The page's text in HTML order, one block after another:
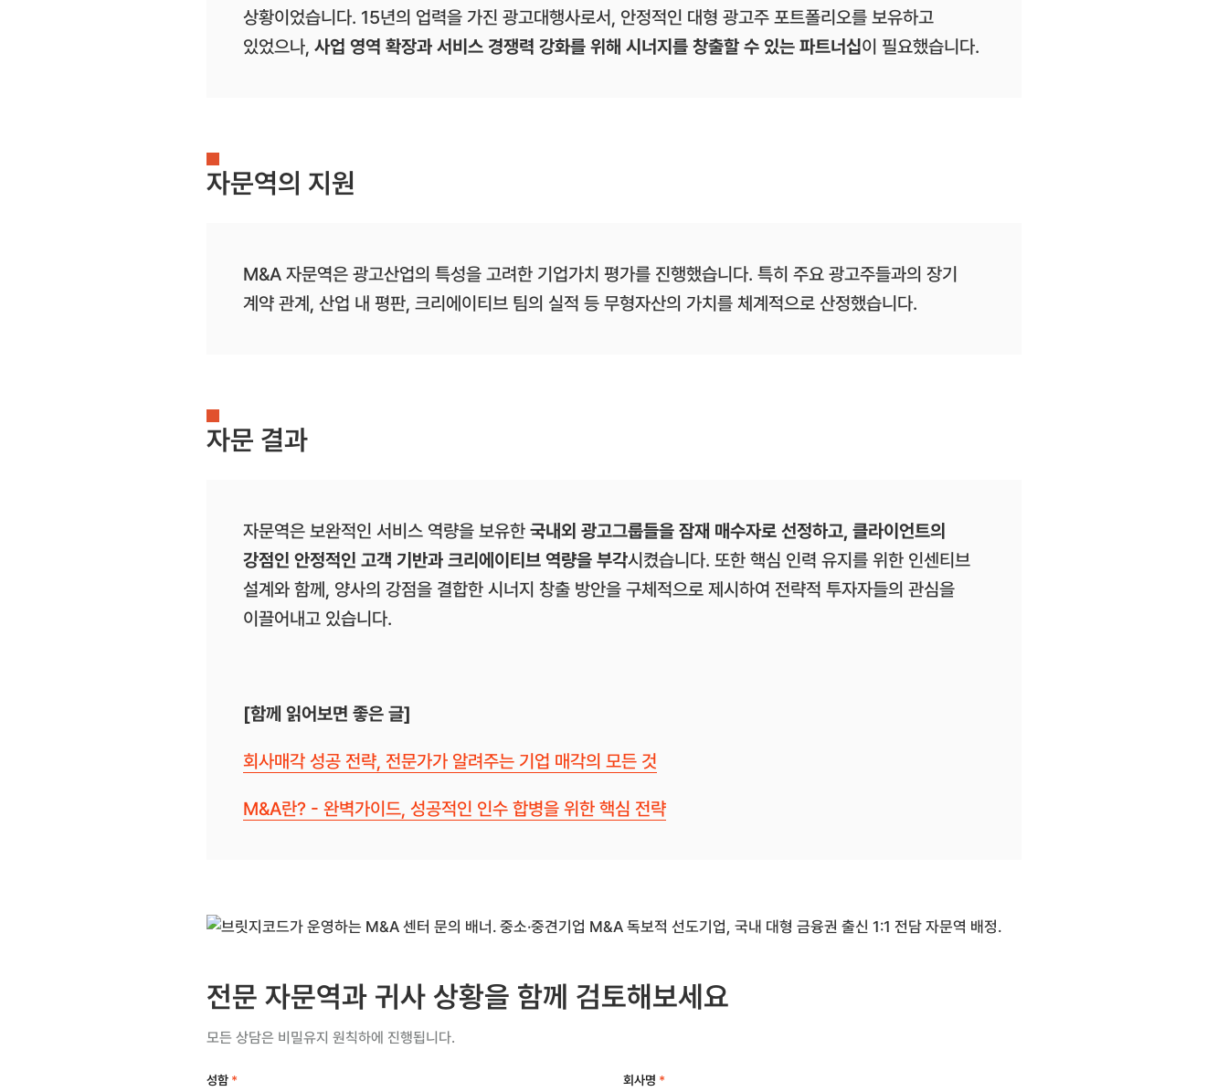
상황이었습니다. 15년의 업력을 가진 광고대행사로서, 안정적인 대형 광고주 포트폴리오를 보유하고
있었으나, 사업 영역 확장과 서비스 경쟁력 강화를 위해 시너지를 창출할 수 있는 파트너십이 필요했습니다.
자문역의 지원
M&A 자문역은 광고산업의 특성을 고려한 기업가치 평가를 진행했습니다. 특히 주요 광고주들과의 장기
계약 관계, 산업 내 평판, 크리에이티브 팀의 실적 등 무형자산의 가치를 체계적으로 산정했습니다.
자문 결과
자문역은 보완적인 서비스 역량을 보유한 국내외 광고그룹들을 잠재 매수자로 선정하고, 클라이언트의
강점인 안정적인 고객 기반과 크리에이티브 역량을 부각시켰습니다. 또한 핵심 인력 유지를 위한 인센티브
설계와 함께, 양사의 강점을 결합한 시너지 창출 방안을 구체적으로 제시하여 전략적 투자자들의 관심을
이끌어내고 있습니다.
[함께 읽어보면 좋은 글]
회사매각 성공 전략, 전문가가 알려주는 기업 매각의 모든 것
M&A란? - 완벽가이드, 성공적인 인수 합병을 위한 핵심 전략
전문 자문역과 귀사 상황을 함께 검토해보세요
모든 상담은 비밀유지 원칙하에 진행됩니다.
성함 * 회사명 *